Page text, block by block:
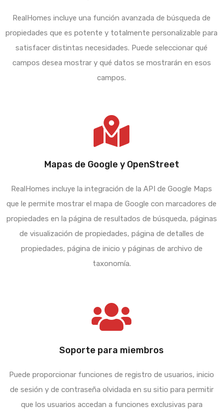
RealHomes incluye una función avanzada de búsqueda de
propiedades que es potente y totalmente personalizable para
satisfacer distintas necesidades. Puede seleccionar qué
campos desea mostrar y qué datos se mostrarán en esos
campos.
Mapas de Google y OpenStreet
RealHomes incluye la integración de la API de Google Maps
que le permite mostrar el mapa de Google con marcadores de
propiedades en la página de resultados de búsqueda, páginas
de visualización de propiedades, página de detalles de
propiedades, página de inicio y páginas de archivo de
taxonomía.
Soporte para miembros
Puede proporcionar funciones de registro de usuarios, inicio
de sesión y de contraseña olvidada en su sitio para permitir
que los usuarios accedan a funciones exclusivas para